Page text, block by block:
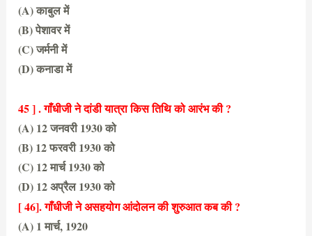
(A) काबुल में
(B) पेशावर में
(C) जर्मनी में
(D) कनाडा में
45 ] . गाँधीजी ने दांडी यात्रा किस तिथि को आरंभ की ?
(A) 12 जनवरी 1930 को
(B) 12 फरवरी 1930 को
(C) 12 मार्च 1930 को
(D) 12 अप्रैल 1930 को
(C) 12 मार्च 1930 को
[ 46]. गाँधीजी ने असहयोग आंदोलन की शुरुआत कब की ?
(A) 1 मार्च, 1920